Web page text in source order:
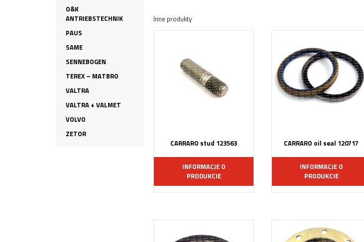
O&K
ANTRIEBSTECHNIK
PAUS
SAME
SENNEBOGEN
TEREX – MATBRO
VALTRA
VALTRA + VALMET
VOLVO
ZETOR
Inne produkty
CARRARO stud 123563
INFORMACJE O
PRODUKCIE
CARRARO oil seal 120717
INFORMACJE O
PRODUKCIE